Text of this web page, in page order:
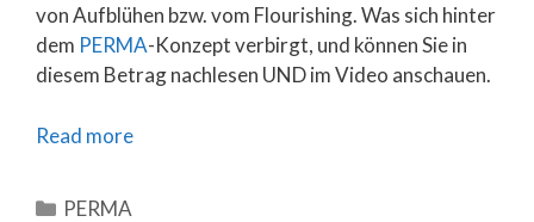
von Aufblühen bzw. vom Flourishing. Was sich hinter
dem PERMA-Konzept verbirgt, und können Sie in
diesem Betrag nachlesen UND im Video anschauen.
Read more
Categories
PERMA